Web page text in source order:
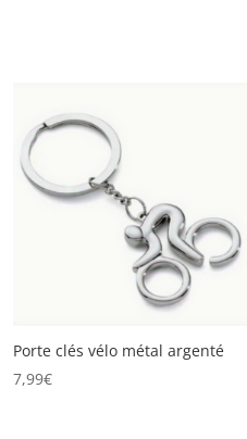
Porte clés vélo métal argenté
7,99€